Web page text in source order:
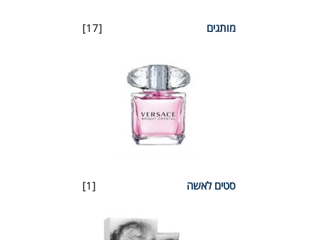
[17] מותגים
[1] סטים לאשה